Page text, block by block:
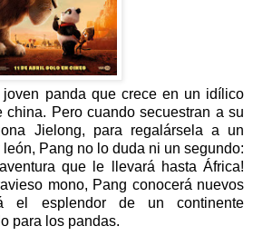
panda que crece en un idílico
china. Pero cuando secuestran a su
Jielong, para regalársela a un
Pang no lo duda ni un segundo:
que le llevará hasta África!
mono, Pang conocerá nuevos
el esplendor de un continente
para los pandas.